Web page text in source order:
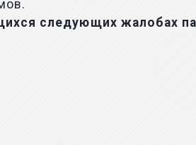
следующих жалобах